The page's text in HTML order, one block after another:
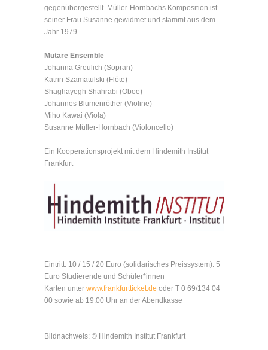
gegenübergestellt. Müller-Hornbachs Komposition ist
seiner Frau Susanne gewidmet und stammt aus dem
Jahr 1979.
Mutare Ensemble
Johanna Greulich (Sopran)
Katrin Szamatulski (Flöte)
Shaghayegh Shahrabi (Oboe)
Johannes Blumenröther (Violine)
Miho Kawai (Viola)
Susanne Müller-Hornbach (Violoncello)
Ein Kooperationsprojekt mit dem Hindemith Institut
Frankfurt
Eintritt: 10 / 15 / 20 Euro (solidarisches Preissystem). 5
Euro Studierende und Schüler*innen
Karten unter www.frankfurtticket.de oder T 0 69/134 04
00 sowie ab 19.00 Uhr an der Abendkasse
Bildnachweis: © Hindemith Institut Frankfurt